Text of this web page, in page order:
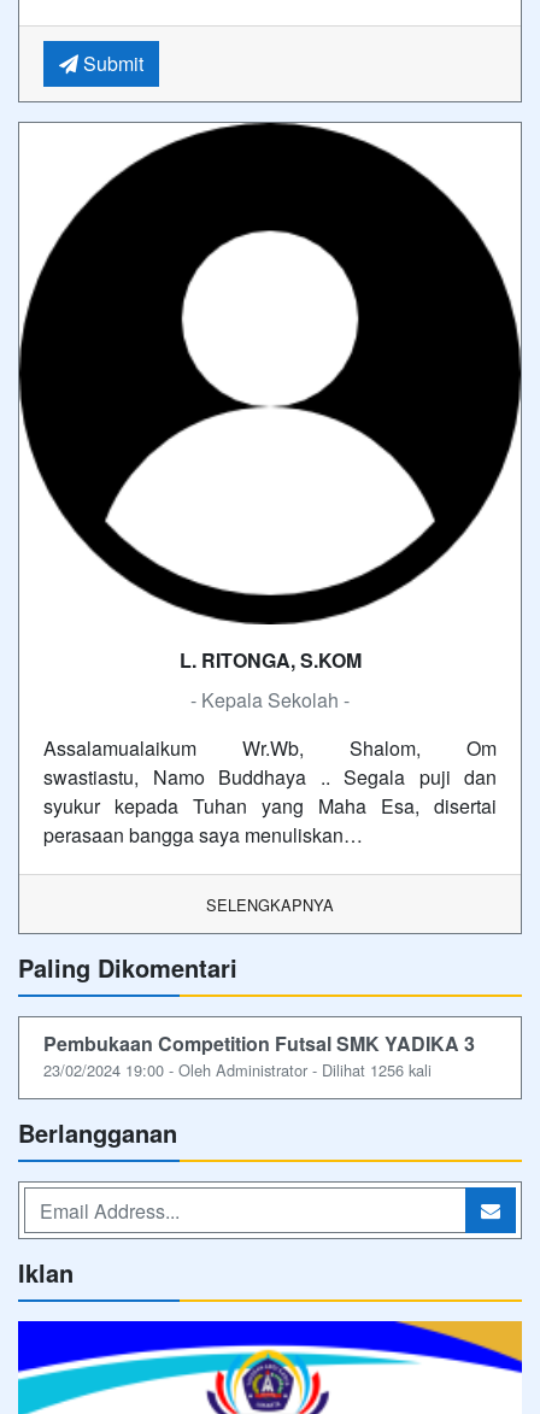
Submit
L. RITONGA, S.KOM
- Kepala Sekolah -
Assalamualaikum Wr.Wb, Shalom, Om
swastiastu, Namo Buddhaya .. Segala puji dan
syukur kepada Tuhan yang Maha Esa, disertai
perasaan bangga saya menuliskan…
SELENGKAPNYA
Paling Dikomentari
Pembukaan Competition Futsal SMK YADIKA 3
23/02/2024 19:00 - Oleh Administrator - Dilihat 1256 kali
Berlangganan
Iklan